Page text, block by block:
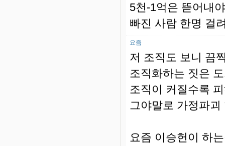
5천-1억은 뜯어내
빠진 사람 한명 걸
요즘
저 조직도 보니 끔
조직화하는 짓은
조직이 커질수록
그야말로 가정파
요즘 이승헌이 하